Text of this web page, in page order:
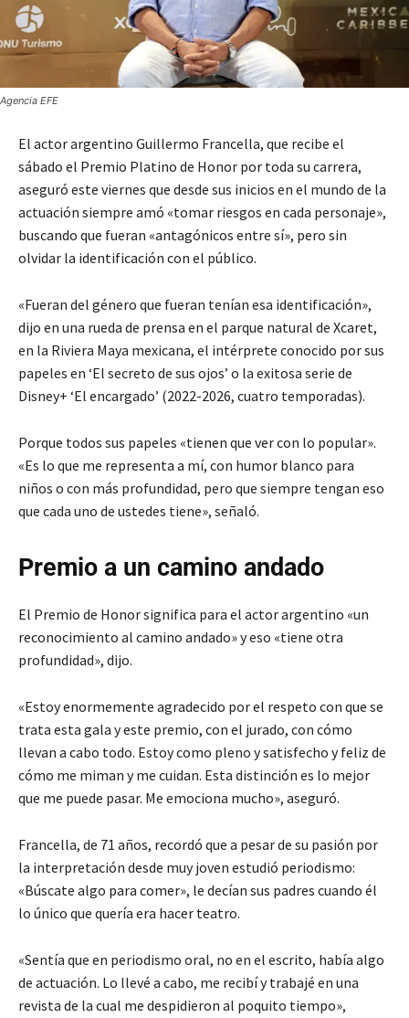
Agencia EFE
El actor argentino Guillermo Francella, que recibe el
sábado el Premio Platino de Honor por toda su carrera,
aseguró este viernes que desde sus inicios en el mundo de la
actuación siempre amó «tomar riesgos en cada personaje»,
buscando que fueran «antagónicos entre sí», pero sin
olvidar la identificación con el público.
«Fueran del género que fueran tenían esa identificación»,
dijo en una rueda de prensa en el parque natural de Xcaret,
en la Riviera Maya mexicana, el intérprete conocido por sus
papeles en ‘El secreto de sus ojos’ o la exitosa serie de
Disney+ ‘El encargado’ (2022-2026, cuatro temporadas).
Porque todos sus papeles «tienen que ver con lo popular».
«Es lo que me representa a mí, con humor blanco para
niños o con más profundidad, pero que siempre tengan eso
que cada uno de ustedes tiene», señaló.
Premio a un camino andado
El Premio de Honor significa para el actor argentino «un
reconocimiento al camino andado» y eso «tiene otra
profundidad», dijo.
«Estoy enormemente agradecido por el respeto con que se
trata esta gala y este premio, con el jurado, con cómo
llevan a cabo todo. Estoy como pleno y satisfecho y feliz de
cómo me miman y me cuidan. Esta distinción es lo mejor
que me puede pasar. Me emociona mucho», aseguró.
Francella, de 71 años, recordó que a pesar de su pasión por
la interpretación desde muy joven estudió periodismo:
«Búscate algo para comer», le decían sus padres cuando él
lo único que quería era hacer teatro.
«Sentía que en periodismo oral, no en el escrito, había algo
de actuación. Lo llevé a cabo, me recibí y trabajé en una
revista de la cual me despidieron al poquito tiempo»,